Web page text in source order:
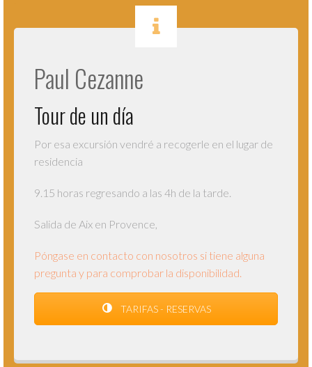
Paul Cezanne
Tour de un día
Por esa excursión vendré a recogerle en el lugar de
residencia
9.15 horas regresando a las 4h de la tarde.
Salida de Aix en Provence,
Póngase en contacto con nosotros si tiene alguna
pregunta y para comprobar la disponibilidad.
TARIFAS - RESERVAS